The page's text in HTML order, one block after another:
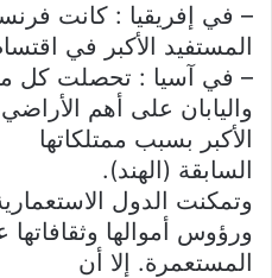
– في إفريقيا : كانت فرنسا
المستفيد الأكبر في
– في آسيا : تحصلت كل
واليابان على أهم
الأكبر بسبب ممتلكاتها
السابقة (الهند).
وتمكنت الدول
ورؤوس أموالها
المستعمرة. إلا أن